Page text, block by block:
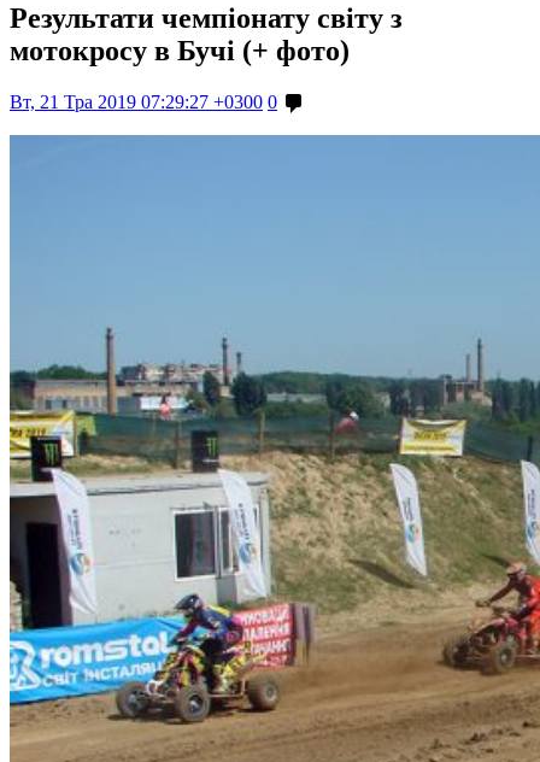
Результати чемпіонату світу з
мотокросу в Бучі (+ фото)
Вт, 21 Тра 2019 07:29:27 +0300 0